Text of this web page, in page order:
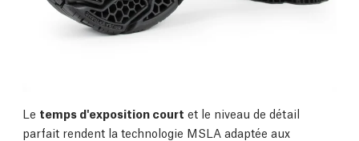
Le temps d'exposition court et le niveau de détail
parfait rendent la technologie MSLA adaptée aux